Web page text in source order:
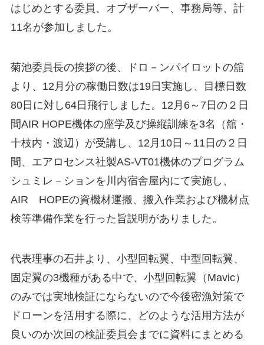
はじめとする委員、オブザーバー、事務局等、計
11名が参加しました。
菊池委員長の挨拶の後、ドロ－ンパイロットの舘
より、12月分の稼働日数は19日実施し、目標日数
80日に対し64日飛行しました。12月6～7日の２日
間AIR HOPE機体の座学及び操縦訓練を3名（舘・
十枝内・渡辺）が受講し、12月10日～11日の２日
間、エアロセンス社製AS-VT01機体のプログラム
シュミレ－ションを川内宿舎屋内にて実施し、
AIR HOPEの資機材運搬、搬入作業および機材点
検等準備作業を行った旨説明がありました。
代表理事の石井より、小型回転翼、中型回転翼、
固定翼の3機種がある中で、小型回転翼（Mavic）
のみでは実地検証にならないので今後密漁対策で
ドローンを活用する際に、どのような活用方法が
良いのか次回の検証委員会までに資料にまとめる